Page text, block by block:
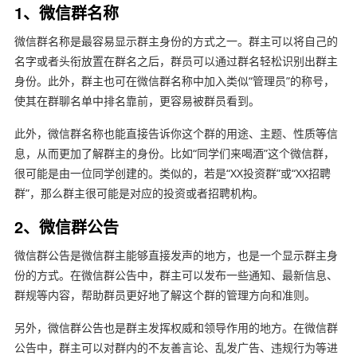
1、微信群名称
微信群名称是最容易显示群主身份的方式之一。群主可以将自己的
名字或者头衔放置在群名之后，群员可以通过群名轻松识别出群主
身份。此外，群主也可在微信群名称中加入类似“管理员”的称号，
使其在群聊名单中排名靠前，更容易被群员看到。
此外，微信群名称也能直接告诉你这个群的用途、主题、性质等信
息，从而更加了解群主的身份。比如“同学们来喝酒”这个微信群，
很可能是由一位同学创建的。类似的，若是“XX投资群”或“XX招聘
群”，那么群主很可能是对应的投资或者招聘机构。
2、微信群公告
微信群公告是微信群主能够直接发声的地方，也是一个显示群主身
份的方式。在微信群公告中，群主可以发布一些通知、最新信息、
群规等内容，帮助群员更好地了解这个群的管理方向和准则。
另外，微信群公告也是群主发挥权威和领导作用的地方。在微信群
公告中，群主可以对群内的不友善言论、乱发广告、违规行为等进